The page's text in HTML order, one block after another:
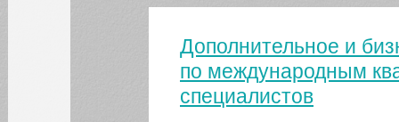
Что такое ДипИФР
Программа подготовки
Для кого эта программа
Вы здесь
Дополнительное и
по международным
специалистов